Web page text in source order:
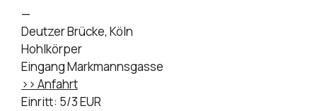
—
Deutzer Brücke, Köln
Hohlkörper
Eingang Markmannsgasse
>> Anfahrt
Einritt: 5/3 EUR